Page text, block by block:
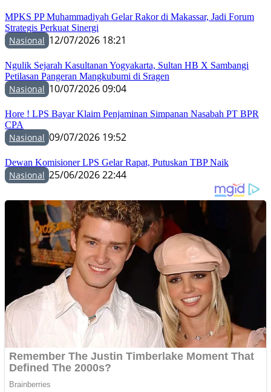
MPKS PP Muhammadiyah Gelar Rakor di Makassar, Jadi Forum
Strategis Perkuat Sinergi
Nasional 12/07/2026 18:21
Ngulik Sejarah Kasultanan Yogyakarta, Sultan HB X Sambangi
Petilasan Pangeran Mangkubumi di Sragen
Nasional 10/07/2026 09:04
Hore ! LPS Bayar Klaim Penjaminan Simpanan Nasabah PT BPR
CPA
Nasional 09/07/2026 19:52
Dewan Komisioner LPS Gelar Rapat, Putuskan TBP Naik
Nasional 25/06/2026 22:44